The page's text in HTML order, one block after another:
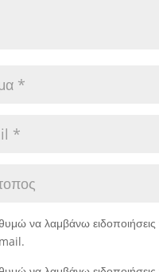
να λαμβάνω ειδοποιήσεις